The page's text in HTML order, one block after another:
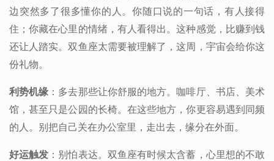
边突然多了很多懂你的人。你随口说的一句话，有人接得
住；你藏在心里的情绪，有人看得出。这种感觉，比赚到钱
还让人踏实。双鱼座太需要被理解了，这周，宇宙会给你这
份礼物。
利势机缘 ：多去那些让你舒服的地方。咖啡厅、书店、美术
馆，甚至只是公园的长椅。在这些地方，你更容易遇到同频
的人。别把自己关在办公室里，走出去，缘分在外面。
好运触发 ：别怕表达。双鱼座有时候太含蓄，心里想的不敢